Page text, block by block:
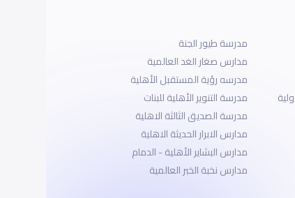
مدرسة طيور الجنة
مدارس صغار الغد العالمية
مدرسه رؤية المستقبل الأهلية
مدرسة التنوير الأهلية للبنات
مدرسة الصديق الثالثة الاهلية
مدارس الابرار الحديثة الاهلية
مدارس البشاير الأهلية - الدمام
مدارس نخبة الخبر العالمية